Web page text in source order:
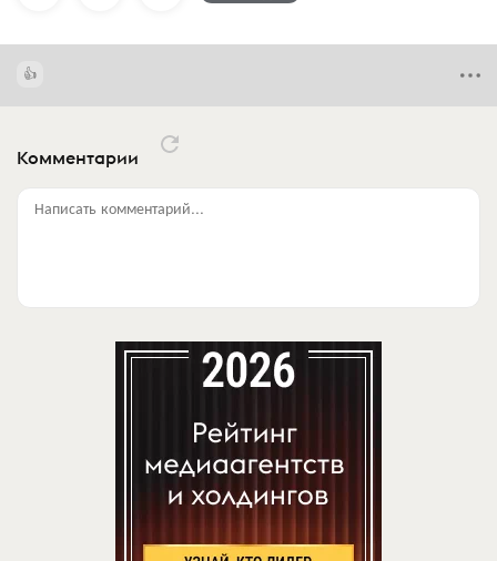
Комментарии
Написать комментарий...